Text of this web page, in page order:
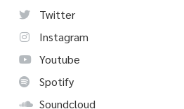
Twitter
Instagram
Youtube
Spotify
Soundcloud